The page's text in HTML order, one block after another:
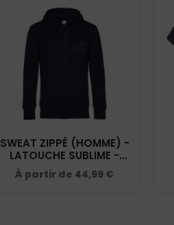
SWEAT ZIPPÉ (HOMME) -
LATOUCHE SUBLIME -
NAVY - BCU03K
À partir de 44,99 €